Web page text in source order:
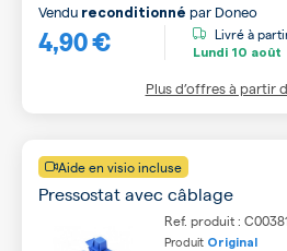
4,90 €
Vendu reconditionné par Doneo
Livré à
Lundi 10 août
Plus d’offres à partir
Aide en visio incluse
Pressostat avec câblage
Ref. produit :
Produit Original